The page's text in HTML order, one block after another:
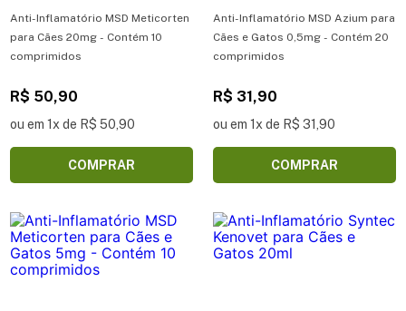
Anti-Inflamatório MSD Meticorten
para Cães 20mg - Contém 10
comprimidos
R$ 50,90
ou em 1x de R$ 50,90
COMPRAR
Anti-Inflamatório MSD Azium para
Cães e Gatos 0,5mg - Contém 20
comprimidos
R$ 31,90
ou em 1x de R$ 31,90
COMPRAR